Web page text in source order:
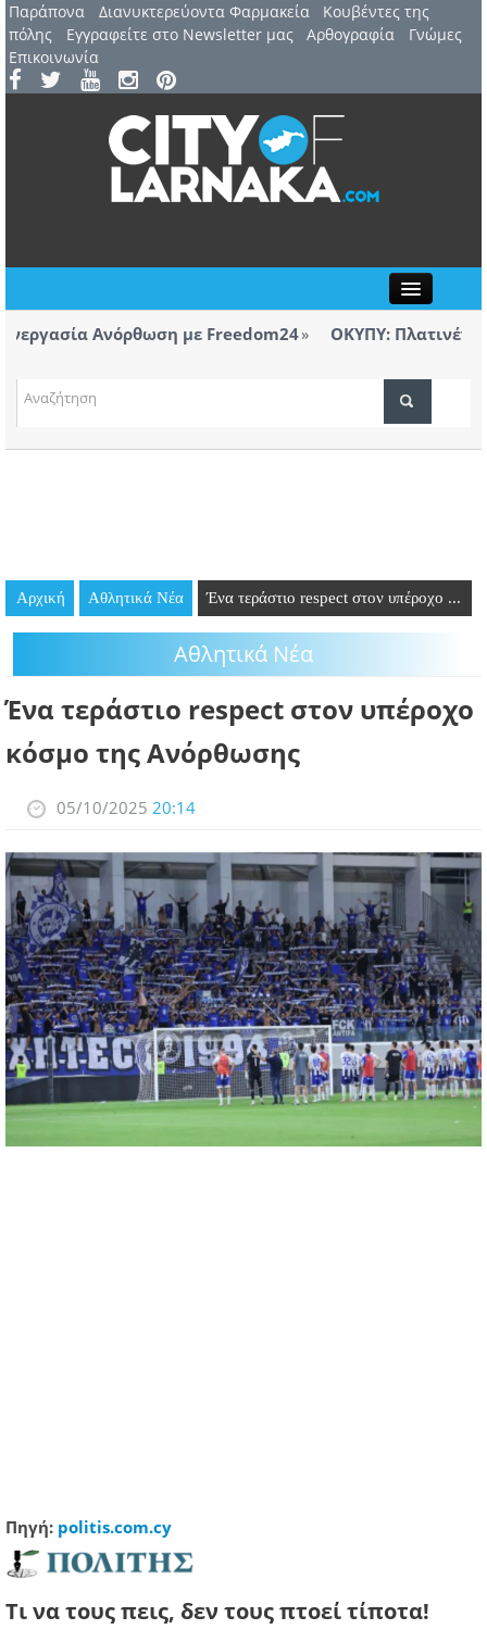
Παράπονα Διανυκτερεύοντα Φαρμακεία
Kουβέντες της
πόλης
Εγγραφείτε στο Newsletter μας Αρθογραφία
Γνώμες
Επικοινωνία
ΤΟΠΙΚΑ ΝΕΑ
ΘΕΣΕΙΣ ΕΡΓΑΣΙΑΣ
ΠΡΟΣΩΠΑ
ΛΑΡΝΑΚΑ 2030
ΠΕΡΙΣΣΟΤΕΡΑ
Ανόρθωση με Freedom24
ΟΚΥΠΥ: Πλατινένια
Ανόρθωση με Freedom24
Αρχική Αθλητικά Νέα Ένα τεράστιο respect στον υπέροχο ...
Αθλητικά Νέα
Ένα τεράστιο respect στον υπέροχο
κόσμο της Ανόρθωσης
05/10/2025 20:14
Πηγή: politis.com.cy
Τι να τους πεις, δεν τους πτοεί τίποτα!